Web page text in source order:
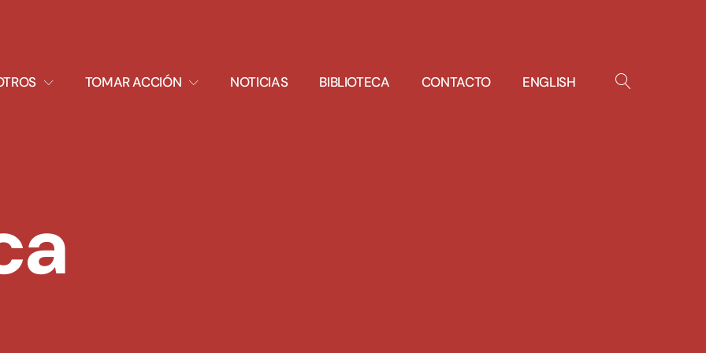
TOMAR ACCIÓN
EXPAND
DROPDOWN
NOTICIAS BIBLIOTECA CONTACTO ENGLISH